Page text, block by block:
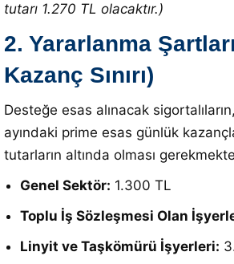
tutarı 1.270 TL olacaktır.)
2. Yararlanma
Kazanç Sınırı)
Desteğe esas alınacak
ayındaki prime esas günlük
tutarların altında olması
Genel Sektör: 1.300 TL
Toplu İş Sözleşmesi Olan
Linyit ve Taşkömürü İşyerleri: